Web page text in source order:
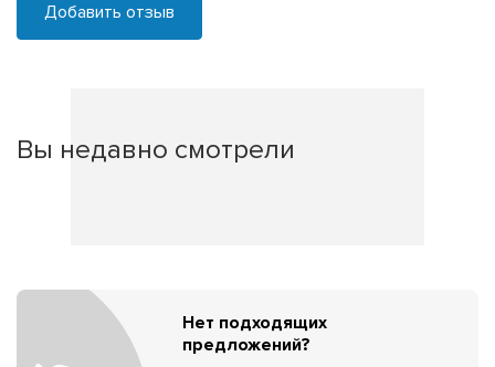
Добавить отзыв
Вы недавно смотрели
Нет подходящих
предложений?